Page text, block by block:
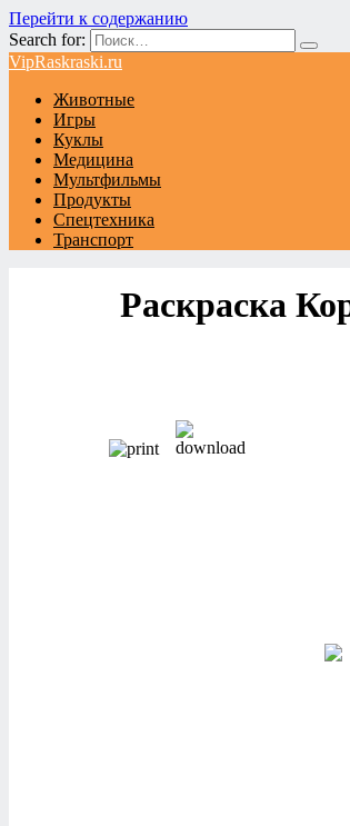
Перейти к содержанию
Search for:
VipRaskraski.ru
Животные
Игры
Куклы
Медицина
Мультфильмы
Продукты
Спецтехника
Транспорт
Раскраска